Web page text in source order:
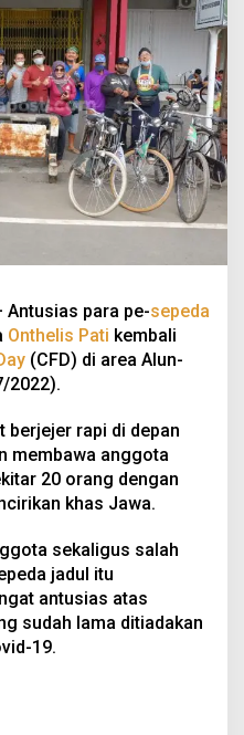
para pe-sepeda
Onthelis Pati kembali
(CFD) di area Alun-
2022).
berjejer rapi di depan
membawa anggota
20 orang dengan
khas Jawa.
sekaligus salah
jadul itu
antusias atas
sudah lama ditiadakan
19.